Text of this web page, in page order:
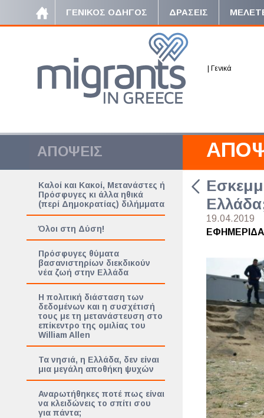
ΓΕΝΙΚΟΣ ΟΔΗΓΟΣ ΔΡΑΣΕΙΣ
Γενικά
ΑΠΟΨΕΙΣ
Καλοί και Κακοί, Μετανάστες ή
Πρόσφυγες κι άλλα ηθικά
(περί Δημοκρατίας) διλήμματα
Όλοι στη Δύση!
Πρόσφυγες θύματα
βασανιστηρίων διεκδικούν
νέα ζωή στην Ελλάδα
Η πολιτική διάσταση των
δεδομένων και η συσχέτισή
τους με τη μετανάστευση στο
επίκεντρο της ομιλίας του
William Allen
Τα νησιά, η Ελλάδα, δεν είναι
μια μεγάλη αποθήκη ψυχών
Αναρωτήθηκες ποτέ πως είναι
να κλειδώνεις το σπίτι σου
για πάντα;
19.04.2019